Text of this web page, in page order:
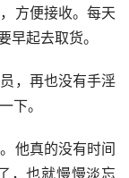
方便接收。每天
早起去取货。
，再也没有手淫
下。
他真的没有时间
，也就慢慢淡忘